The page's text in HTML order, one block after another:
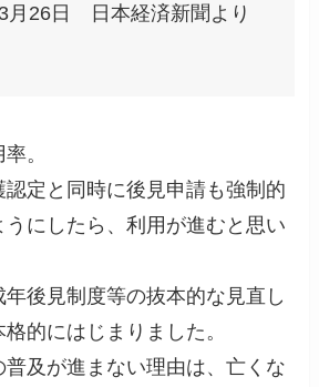
3月26日 日本経済新聞より
。
定と同時に後見申請も強制的
にしたら、利用が進むと思い
後見制度等の抜本的な見直し
的にはじまりました。
普及が進まない理由は、亡くな